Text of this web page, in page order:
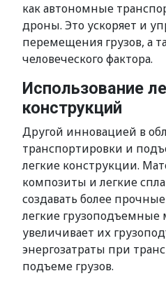
как автономные
дроны. Это ускоряет и
перемещения грузов, а
человеческого фактора.
Использование
конструкций
Другой инновацией в
транспортировки и
легкие конструкции.
композиты и легкие
создавать более
легкие
увеличивает их
энергозатраты при
подъеме грузов.